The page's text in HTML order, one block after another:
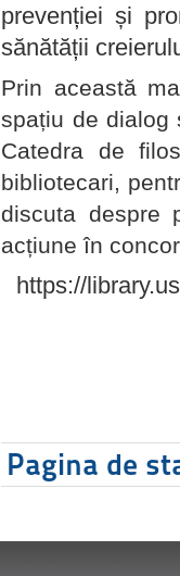
prevenției și
sănătății
Prin această
spațiu de dialog
Catedra de
bibliotecari,
discuta despre
acțiune în
https://
Pagina de